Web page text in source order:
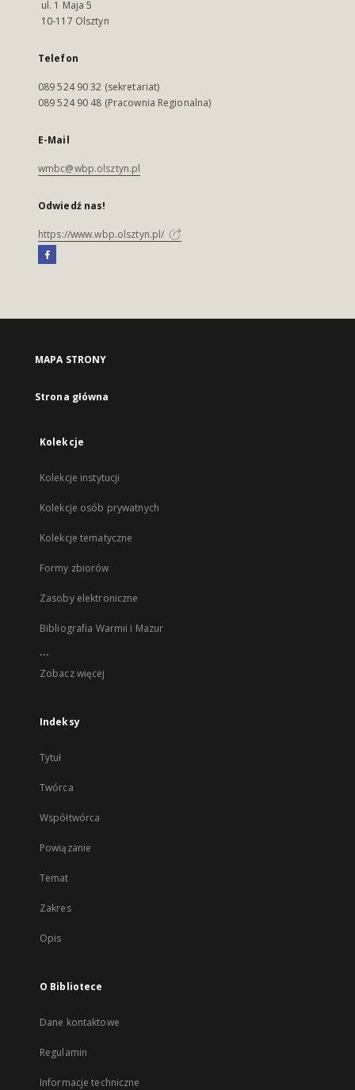
ul. 1 Maja 5
10-117 Olsztyn
Telefon
089 524 90 32 (sekretariat)
089 524 90 48 (Pracownia Regionalna)
E-Mail
wmbc@wbp.olsztyn.pl
Odwiedź nas!
https://www.wbp.olsztyn.pl/
MAPA STRONY
Strona główna
Kolekcje
Kolekcje instytucji
Kolekcje osób prywatnych
Kolekcje tematyczne
Formy zbiorów
Zasoby elektroniczne
Bibliografia Warmii i Mazur
...
Zobacz więcej
Indeksy
Tytuł
Twórca
Współtwórca
Powiązanie
Temat
Zakres
Opis
O Bibliotece
Dane kontaktowe
Regulamin
Informacje techniczne